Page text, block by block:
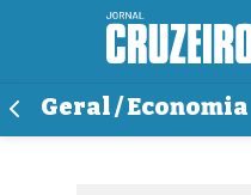
Geral / Economia